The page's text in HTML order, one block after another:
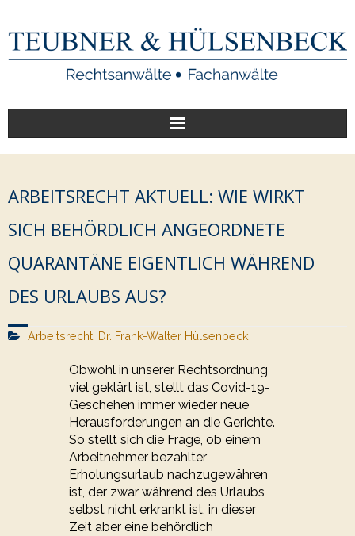
Start
Unsere Leistungen
Veröffentlichungen
ARBEITSRECHT AKTUELL: WIE WIRKT
SICH BEHÖRDLICH ANGEORDNETE
QUARANTÄNE EIGENTLICH WÄHREND
DES URLAUBS AUS?
Arbeitsrecht, Dr. Frank-Walter Hülsenbeck
Obwohl in unserer Rechtsordnung
viel geklärt ist, stellt das Covid-19-
Geschehen immer wieder neue
Herausforderungen an die Gerichte.
So stellt sich die Frage, ob einem
Arbeitnehmer bezahlter
Erholungsurlaub nachzugewähren
ist, der zwar während des Urlaubs
selbst nicht erkrankt ist, in dieser
Zeit aber eine behördlich